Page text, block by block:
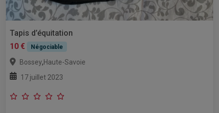
Tapis d’équitation
10 €
Négociable
Bossey,Haute-Savoie
17 juillet 2023